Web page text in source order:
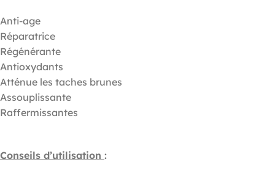
Anti-age
Réparatrice
Régénérante
Antioxydants
Atténue les taches brunes
Assouplissante
Raffermissantes
Conseils d’utilisation :